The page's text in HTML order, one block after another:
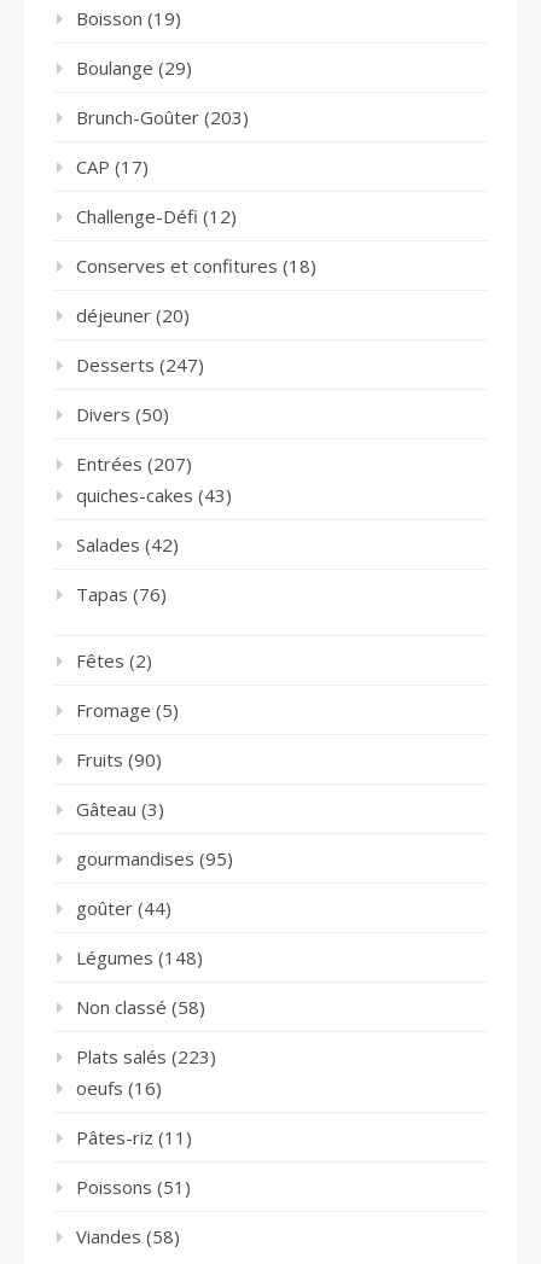
Boisson (19)
Boulange (29)
Brunch-Goûter (203)
CAP (17)
Challenge-Défi (12)
Conserves et confitures (18)
déjeuner (20)
Desserts (247)
Divers (50)
Entrées (207)
quiches-cakes (43)
Salades (42)
Tapas (76)
Fêtes (2)
Fromage (5)
Fruits (90)
Gâteau (3)
gourmandises (95)
goûter (44)
Légumes (148)
Non classé (58)
Plats salés (223)
oeufs (16)
Pâtes-riz (11)
Poissons (51)
Viandes (58)